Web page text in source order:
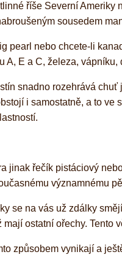
říše Severní
sousedem
pearl nebo chcete-li
A, E a C, železa, vápníku,
snadno rozehrává
i samostatně, a to
jinak řečík pistáciový
významnému
se na vás už zdálky
ostatní ořechy. Tento
způsobem vynikají a